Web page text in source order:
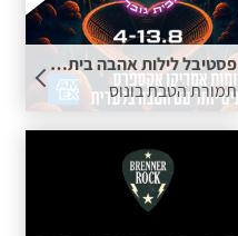
פסטיבל לילות אהבה בית גוברין – 80 ₪ הנחה לכרטיס כולל משקה ראשון חינם תמורת הטבת בונוס
תמורת הטבת בונוס